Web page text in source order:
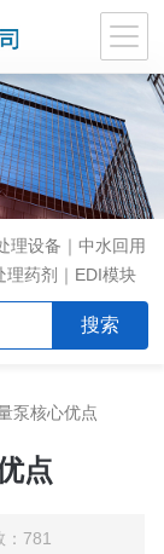
理设备｜中水回用
理药剂｜EDI模块
泵核心优点
点
781